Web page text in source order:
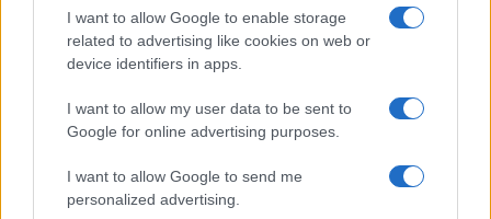
I want to allow Google to enable storage
related to advertising like cookies on web or
device identifiers in apps.
I want to allow my user data to be sent to
Google for online advertising purposes.
I want to allow Google to send me
personalized advertising.
varia in base alla retribuzione:
annua lorda
Aumento annuo
stimato
mensile
25.000 €
≈ 2.300 €
≈ 230 €
35.000 €
≈ 3.200 €
≈ 265 €